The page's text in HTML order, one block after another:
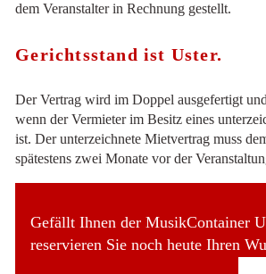
dem Veranstalter in Rechnung gestellt.
Gerichtsstand ist Uster.
Der Vertrag wird im Doppel ausgefertigt
wenn der Vermieter im Besitz eines
ist. Der unterzeichnete Mietvertrag muss
spätestens zwei Monate vor der
Gefällt Ihnen der MusikContainer
reservieren Sie noch heute Ihren